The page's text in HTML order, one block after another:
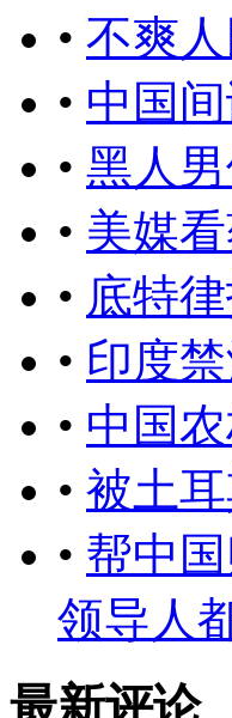
• 不爽
• 中国
• 黑人
• 美媒
• 底特
• 印度
• 中国
• 被土
• 帮中
领导人
最新评论